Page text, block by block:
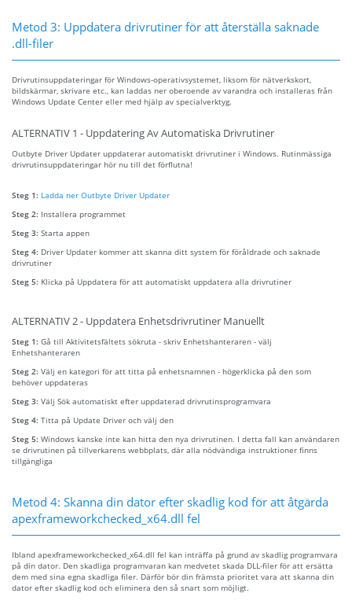
Metod 3: Uppdatera drivrutiner för att återställa saknade
.dll-filer
Drivrutinsuppdateringar för Windows-operativsystemet, liksom för nätverkskort,
bildskärmar, skrivare etc., kan laddas ner oberoende av varandra och installeras från
Windows Update Center eller med hjälp av specialverktyg.
ALTERNATIV 1 - Uppdatering Av Automatiska Drivrutiner
Outbyte Driver Updater uppdaterar automatiskt drivrutiner i Windows. Rutinmässiga
drivrutinsuppdateringar hör nu till det förflutna!
Steg 1: Ladda ner Outbyte Driver Updater
Steg 2: Installera programmet
Steg 3: Starta appen
Steg 4: Driver Updater kommer att skanna ditt system för föråldrade och saknade
drivrutiner
Steg 5: Klicka på Uppdatera för att automatiskt uppdatera alla drivrutiner
ALTERNATIV 2 - Uppdatera Enhetsdrivrutiner Manuellt
Steg 1: Gå till Aktivitetsfältets sökruta - skriv Enhetshanteraren - välj
Enhetshanteraren
Steg 2: Välj en kategori för att titta på enhetsnamnen - högerklicka på den som
behöver uppdateras
Steg 3: Välj Sök automatiskt efter uppdaterad drivrutinsprogramvara
Steg 4: Titta på Update Driver och välj den
Steg 5: Windows kanske inte kan hitta den nya drivrutinen. I detta fall kan användaren
se drivrutinen på tillverkarens webbplats, där alla nödvändiga instruktioner finns
tillgängliga
Metod 4: Skanna din dator efter skadlig kod för att åtgärda
apexframeworkchecked_x64.dll fel
Ibland apexframeworkchecked_x64.dll fel kan inträffa på grund av skadlig programvara
på din dator. Den skadliga programvaran kan medvetet skada DLL-filer för att ersätta
dem med sina egna skadliga filer. Därför bör din främsta prioritet vara att skanna din
dator efter skadlig kod och eliminera den så snart som möjligt.